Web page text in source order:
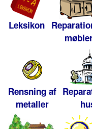
Leksikon
Rensning af
metaller